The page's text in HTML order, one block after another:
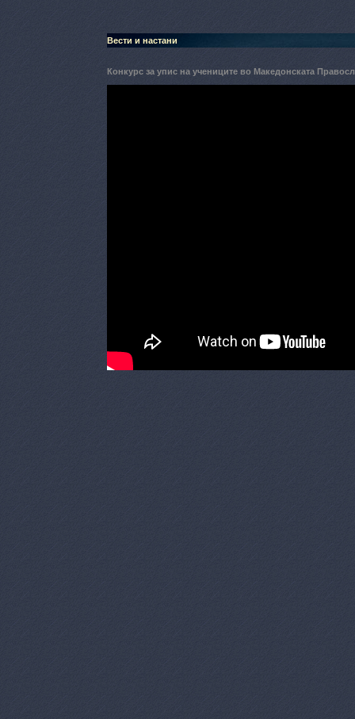
Вести и настани
Конкурс за упис на учениците во Македонската